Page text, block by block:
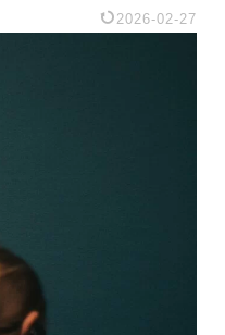
2026-02-27